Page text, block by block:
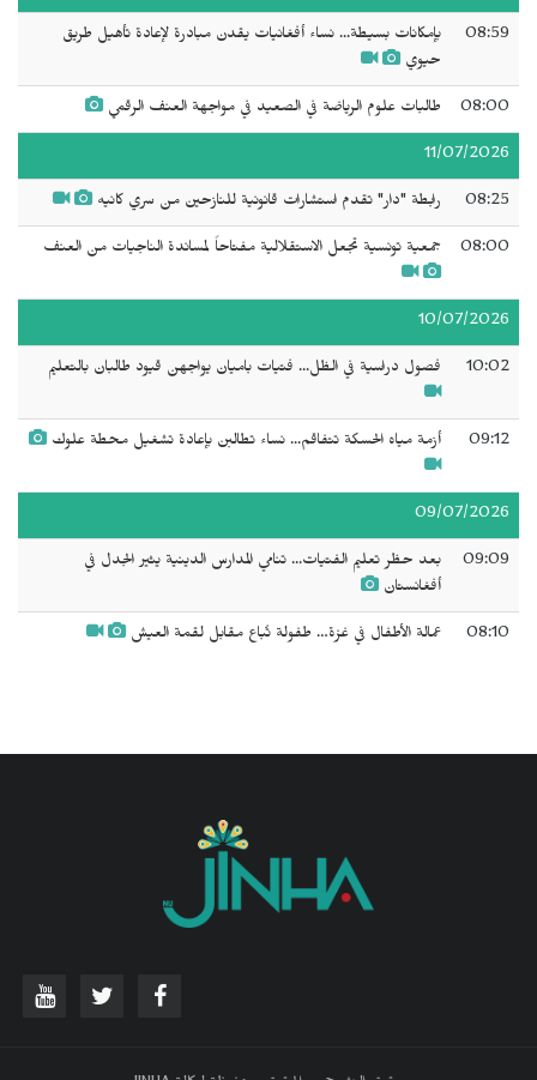
08:59
بإمكانات بسيطة... نساء أفغانيات يقدن مبادرة لإعادة تأهيل طريق
حيوي
08:00 طالبات علوم الرياضة في الصعيد في مواجهة العنف الرقمي
11/07/2026
08:25 رابطة "دار" تقدم استشارات قانونية للنازحين من سري كانيه
08:00 جمعية تونسية تجعل الاستقلالية مفتاحاً لمساندة الناجيات من العنف
10/07/2026
10:02 فصول دراسية في الظل... فتيات باميان يواجهن قيود طالبان بالتعليم
09:12 أزمة مياه الحسكة تتفاقم... نساء تطالبن بإعادة تشغيل محطة علوك
09/07/2026
09:09
بعد حظر تعليم الفتيات... تنامي المدارس الدينية يثير الجدل في
أفغانستان
08:10 عمالة الأطفال في غزة… طفولة تُباع مقابل لقمة العيش